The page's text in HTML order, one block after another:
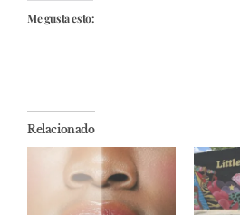
Me gusta esto:
Relacionado